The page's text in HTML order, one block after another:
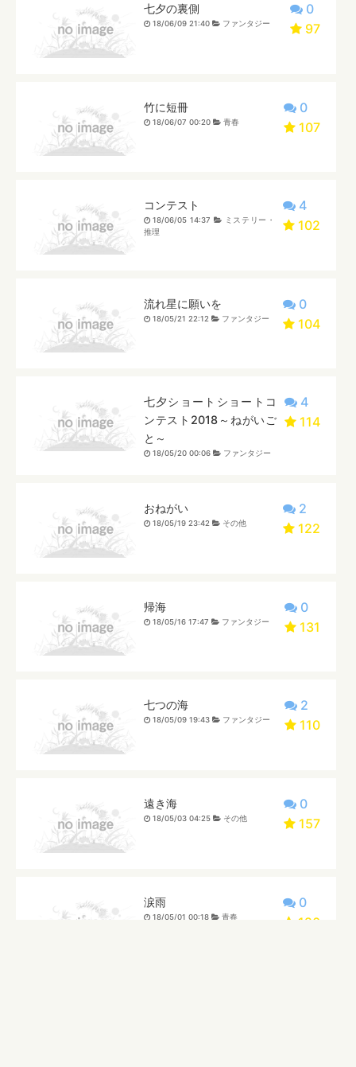
0
97
七夕の裏側
18/06/09 21:40 ファンタジー
0
107
竹に短冊
18/06/07 00:20 青春
4
102
コンテスト
18/06/05 14:37
ミステリー・
推理
0
104
流れ星に願いを
18/05/21 22:12 ファンタジー
4
114
七夕ショートショートコ
ンテスト2018～ねがいご
と～
18/05/20 00:06 ファンタジー
2
122
おねがい
18/05/19 23:42 その他
0
131
帰海
18/05/16 17:47 ファンタジー
2
110
七つの海
18/05/09 19:43 ファンタジー
0
157
遠き海
18/05/03 04:25 その他
0
120
涙雨
18/05/01 00:18 青春